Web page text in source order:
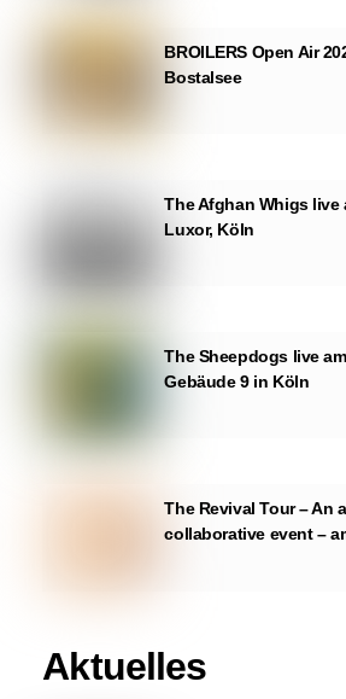
BROILERS Open Air
Bostalsee
The Afghan Whigs live
Luxor, Köln
The Sheepdogs live
Gebäude 9 in Köln
The Revival Tour – An
collaborative event –
Aktuelles